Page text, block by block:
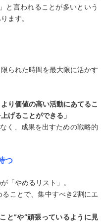
と言われることが多いという
ます。
られた時間を最大限に活かす
り価値の高い活動にあてるこ
げることができる」
く、成果を出すための戦略的
つ
「やめるリスト」。
ことで、集中すべき2割にエ
と”や“頑張っているように見